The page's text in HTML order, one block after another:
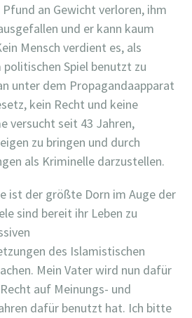
an Gewicht verloren, ihm
und er kann kaum
Mensch verdient es, als
Spiel benutzt zu
unter dem Propagandaapparat
kein Recht und keine
versucht seit 43 Jahren,
zu bringen und durch
als Kriminelle darzustellen.
ist der größte Dorn im Auge der
sind bereit ihr Leben zu
des Islamistischen
Mein Vater wird nun dafür
auf Meinungs- und
dafür benutzt hat. Ich bitte